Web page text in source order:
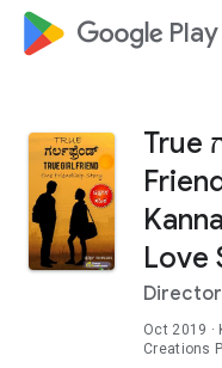
google_logo Play
True
Love
Oct 2019 ·
Creations